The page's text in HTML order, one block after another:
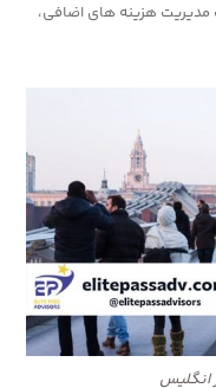
هزینه های اضافی،
انگلیس